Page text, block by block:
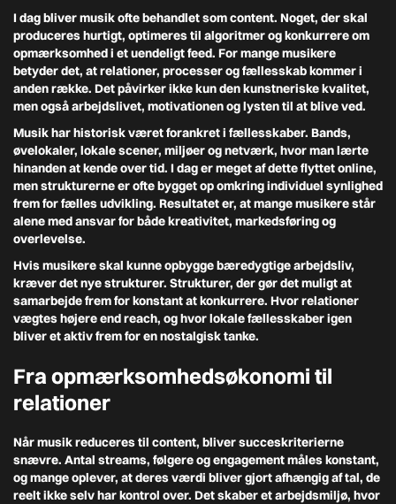
I dag bliver musik ofte behandlet som content. Noget, der skal
produceres hurtigt, optimeres til algoritmer og konkurrere om
opmærksomhed i et uendeligt feed. For mange musikere
betyder det, at relationer, processer og fællesskab kommer i
anden række. Det påvirker ikke kun den kunstneriske kvalitet,
men også arbejdslivet, motivationen og lysten til at blive ved.
Musik har historisk været forankret i fællesskaber. Bands,
øvelokaler, lokale scener, miljøer og netværk, hvor man lærte
hinanden at kende over tid. I dag er meget af dette flyttet online,
men strukturerne er ofte bygget op omkring individuel synlighed
frem for fælles udvikling. Resultatet er, at mange musikere står
alene med ansvar for både kreativitet, markedsføring og
overlevelse.
Hvis musikere skal kunne opbygge bæredygtige arbejdsliv,
kræver det nye strukturer. Strukturer, der gør det muligt at
samarbejde frem for konstant at konkurrere. Hvor relationer
vægtes højere end reach, og hvor lokale fællesskaber igen
bliver et aktiv frem for en nostalgisk tanke.
Fra opmærksomhedsøkonomi til
relationer
Når musik reduceres til content, bliver succeskriterierne
snævre. Antal streams, følgere og engagement måles konstant,
og mange oplever, at deres værdi bliver gjort afhængig af tal, de
reelt ikke selv har kontrol over. Det skaber et arbejdsmiljø, hvor